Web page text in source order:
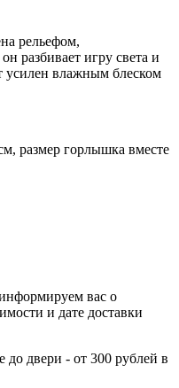
рельефом,
разбивает игру света и
усилен влажным блеском
размер горлышка вместе
вас о
и дате доставки
двери - от 300 рублей в